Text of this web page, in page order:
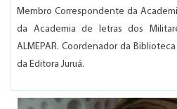
Membro Correspondente da
da Academia de letras dos
ALMEPAR. Coordenador da
da Editora Juruá.